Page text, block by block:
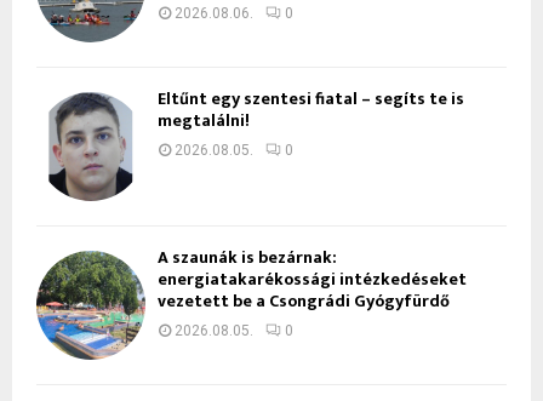
2026.08.06. 0
Eltűnt egy szentesi fiatal – segíts te is
megtalálni!
2026.08.05. 0
A szaunák is bezárnak:
energiatakarékossági intézkedéseket
vezetett be a Csongrádi Gyógyfürdő
2026.08.05. 0